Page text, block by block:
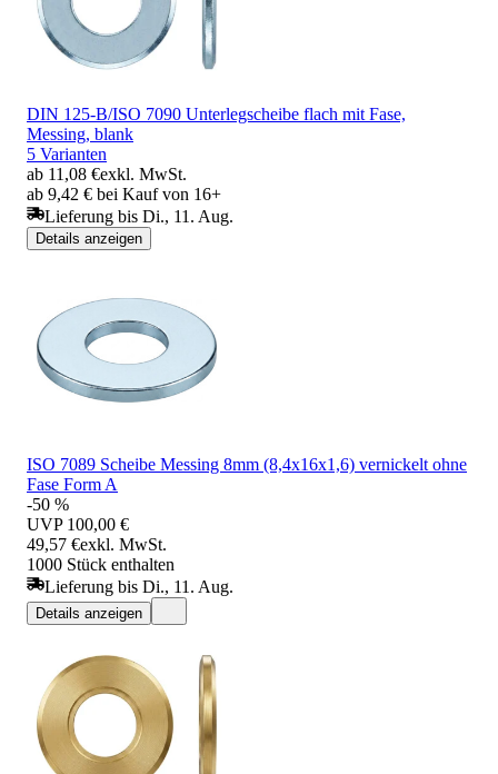
DIN 125-B/ISO 7090 Unterlegscheibe flach mit Fase,
Messing, blank
5 Varianten
ab 11,08 €exkl. MwSt.
ab 9,42 € bei Kauf von 16+
Lieferung bis Di., 11. Aug.
Details anzeigen
ISO 7089 Scheibe Messing 8mm (8,4x16x1,6) vernickelt ohne
Fase Form A
-50 %
UVP 100,00 €
49,57 €exkl. MwSt.
1000 Stück enthalten
Lieferung bis Di., 11. Aug.
Details anzeigen